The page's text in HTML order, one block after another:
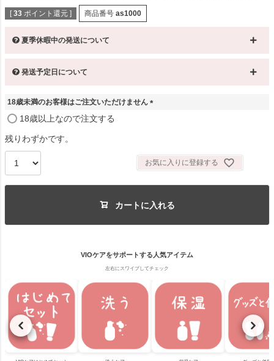
[ 33 ポイント還元 ] 商品番号 as1000
夏季休暇中の発送について
発送予定日について
18歳未満のお客様はご注文いただけません
18歳以上なので注文する
残りわずかです。
お気に入りに登録する
カートに入れる
VIOケアをサポートする人気アイテム
左右にスワイプしてチェック